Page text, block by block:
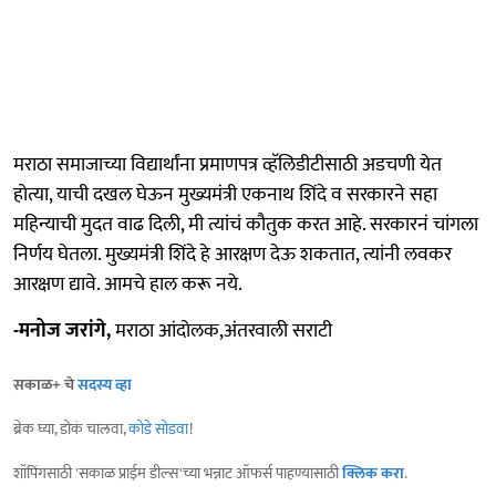
मराठा समाजाच्या विद्यार्थांना प्रमाणपत्र व्हॅलिडीटीसाठी अडचणी येत
होत्या, याची दखल घेऊन मुख्यमंत्री एकनाथ शिंदे व सरकारने सहा
महिन्याची मुदत वाढ दिली, मी त्यांचं कौतुक करत आहे. सरकारनं चांगला
निर्णय घेतला. मुख्यमंत्री शिंदे हे आरक्षण देऊ शकतात, त्यांनी लवकर
आरक्षण द्यावे. आमचे हाल करू नये.
-मनोज जरांगे,मराठा आंदोलक,अंतरवाली सराटी
सकाळ+ चेसदस्य व्हा
ब्रेक घ्या, डोकं चालवा,कोडे सोडवा!
शॉपिंगसाठी 'सकाळ प्राईम डील्स'च्या भन्नाट ऑफर्स पाहण्यासाठीक्लिक करा.